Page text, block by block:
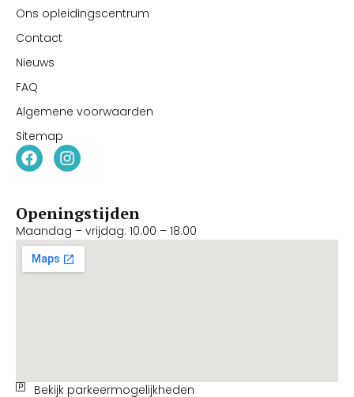
Ons opleidingscentrum
Contact
Nieuws
FAQ
Algemene voorwaarden
Sitemap
Openingstijden
Maandag – vrijdag: 10.00 – 18.00
Bekijk parkeermogelijkheden